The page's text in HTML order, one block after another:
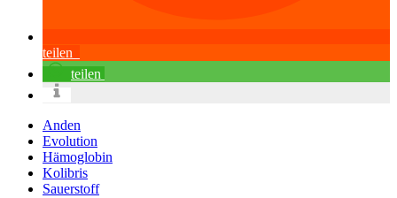
teilen
teilen
Anden
Evolution
Hämoglobin
Kolibris
Sauerstoff